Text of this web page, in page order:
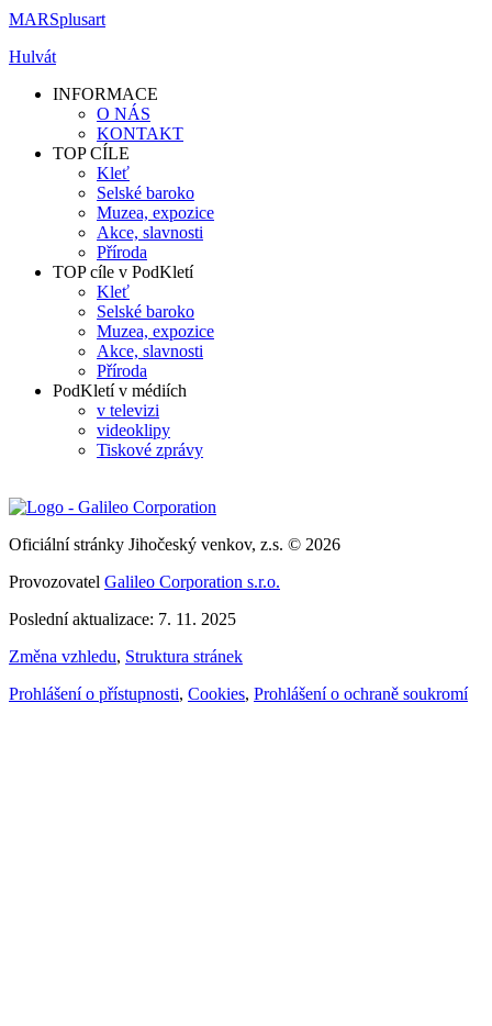
MARSplusart
Hulvát
INFORMACE
O NÁS
KONTAKT
TOP CÍLE
Kleť
Selské baroko
Muzea, expozice
Akce, slavnosti
Příroda
TOP cíle v PodKletí
Kleť
Selské baroko
Muzea, expozice
Akce, slavnosti
Příroda
PodKletí v médiích
v televizi
videoklipy
Tiskové zprávy
Oficiální stránky Jihočeský venkov, z.s. © 2026
Provozovatel Galileo Corporation s.r.o.
Poslední aktualizace: 7. 11. 2025
Změna vzhledu, Struktura stránek
Prohlášení o přístupnosti, Cookies, Prohlášení o ochraně soukromí